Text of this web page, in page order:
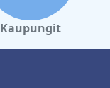
Kaupungit